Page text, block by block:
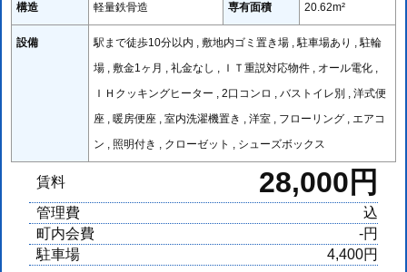
構造 軽量鉄骨造 専有面積 20.62m²
設備
駅まで徒歩10分以内 , 敷地内ゴミ置き場 , 駐車場あり , 駐輪
場 , 敷金1ヶ月 , 礼金なし , ＩＴ重説対応物件 , オール電化 ,
ＩＨクッキングヒーター , 2口コンロ , バストイレ別 , 洋式便
座 , 暖房便座 , 室内洗濯機置き , 洋室 , フローリング , エアコ
ン , 照明付き , クローゼット , シューズボックス
賃料 28,000円
管理費
込
町内会費
-円
駐車場
4,400円